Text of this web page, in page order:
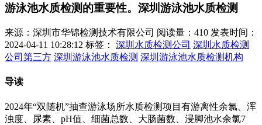
游泳池水质检测的重要性。深圳游泳池水质检测
来源：深圳市华锦检测技术有限公司 阅读量：410 发表时间：
2024-04-11 10:28:12 标签： 深圳水质检测公司 深圳水质检测
公司第三方 深圳游泳池水质检测 深圳游泳池水质检测机构
导读
2024年“双随机”抽查游泳场所水质检测项目有游离性余氯、浑
浊度、尿素、pH值、细菌总数、大肠菌数、浸脚池水余氯7